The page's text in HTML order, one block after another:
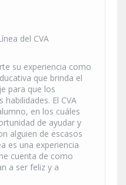
del CVA
su experiencia como
que brinda el
para que los
El CVA
en los cuáles
de ayudar y
alguien de escasos
es una experiencia
cuenta de como
a ser feliz y a